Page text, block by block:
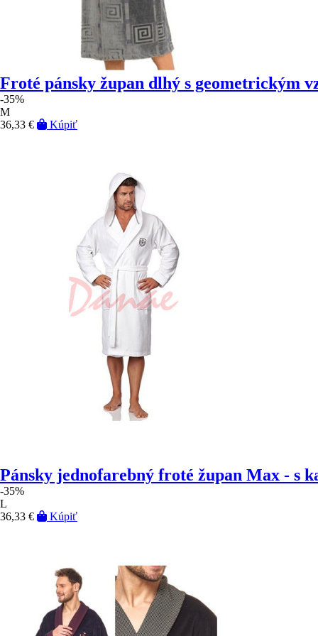
Froté pánsky župan dlhý s geometrickým
-35%
M
36,33 €
Kúpiť
Pánsky jednofarebný froté župan Max - s
-35%
L
36,33 €
Kúpiť